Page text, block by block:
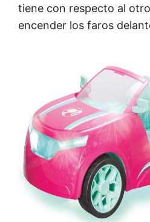
tiene con respecto al
encender los faros